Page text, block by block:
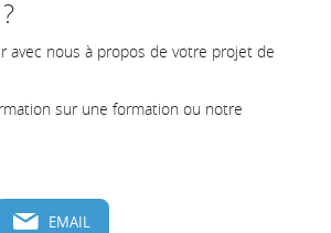
avec nous à propos de votre projet de
sur une formation ou notre
EMAIL